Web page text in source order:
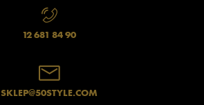
12 681 84 90
SKLEP@50STYLE.COM